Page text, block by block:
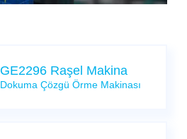
GE2296 Raşel Makina
Dokuma Çözgü Örme Makinası